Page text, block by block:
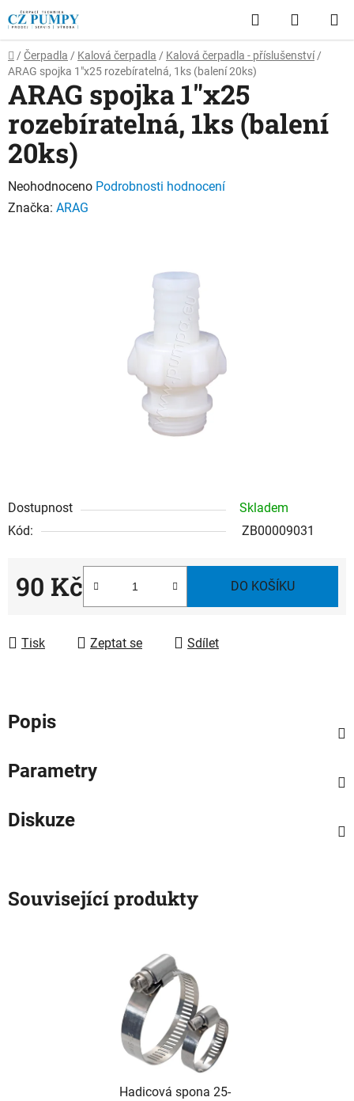
Přejít
na
obsah
Hledat
KOŠÍK
Domů
/ Čerpadla / Kalová čerpadla / Kalová čerpadla - příslušenství /
ARAG spojka 1"x25 rozebíratelná, 1ks (balení 20ks)
Dostupnost
Skladem
Kód:
ZB00009031
90 Kč
Měrná cena:
DO KOŠÍKU
Tisk Zeptat se Sdílet
ARAG spojka 1"x25
rozebíratelná, 1ks (balení
20ks)
Průměrné
hodnocení
Neohodnoceno Podrobnosti hodnocení
Značka: ARAG
Popis
Parametry
Diskuze
Související produkty
Hadicová spona 25-